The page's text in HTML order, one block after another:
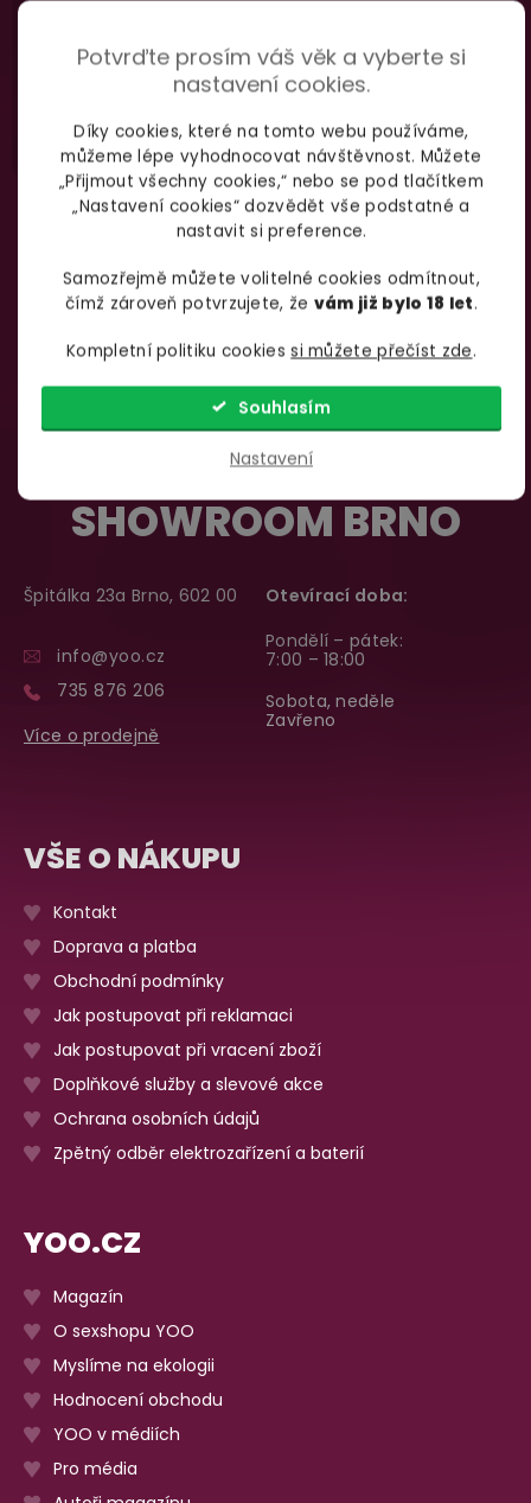
Potvrďte prosím váš věk a vyberte si
nastavení cookies.
Díky cookies, které na tomto webu používáme,
můžeme lépe vyhodnocovat návštěvnost. Můžete
„Přijmout všechny cookies,“ nebo se pod tlačítkem
„Nastavení cookies“ dozvědět vše podstatné a
nastavit si preference.
Samozřejmě můžete volitelné cookies odmítnout,
čímž zároveň potvrzujete, že vám již bylo 18 let.
Kompletní politiku cookiessi můžete přečíst zde.
Nastavení
Souhlasím
Napište nám kdykoliv
(Po-Pá 7.00-18.00)
SHOWROOM BRNO
Špitálka 23a Brno, 602 00
info@yoo.cz
735 876 206
Více o prodejně
Otevírací doba:
Pondělí – pátek:
7:00 – 18:00
Sobota, neděle
Zavřeno
VŠE O NÁKUPU
Kontakt
Doprava a platba
Obchodní podmínky
Jak postupovat při reklamaci
Jak postupovat při vracení zboží
Doplňkové služby a slevové akce
Ochrana osobních údajů
Zpětný odběr elektrozařízení a baterií
YOO.CZ
Magazín
O sexshopu YOO
Myslíme na ekologii
Hodnocení obchodu
YOO v médiích
Pro média